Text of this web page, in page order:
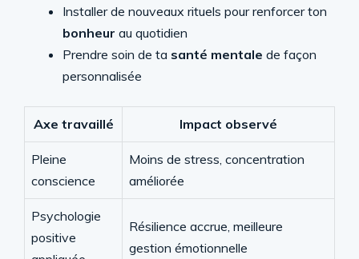
Installer de nouveaux rituels pour renforcer ton
bonheur au quotidien
Prendre soin de ta santé mentale de façon
personnalisée
Axe travaillé Impact observé
Pleine
conscience
Moins de stress, concentration
améliorée
Psychologie
positive
Résilience accrue, meilleure
gestion émotionnelle